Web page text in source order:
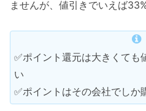
ませんが、値引きでいえば
✅ポイント還元は大きくても
い
✅ポイントはその会社でしか